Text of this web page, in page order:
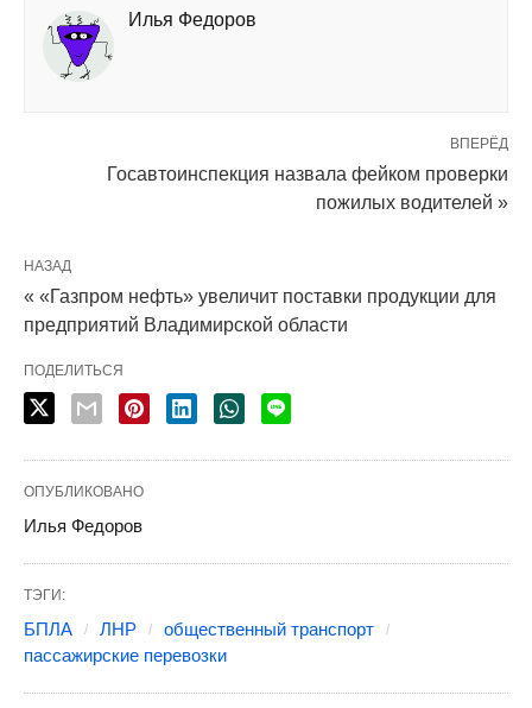
Илья Федоров
ВПЕРЁД
Госавтоинспекция назвала фейком проверки
пожилых водителей »
НАЗАД
« «Газпром нефть» увеличит поставки продукции для
предприятий Владимирской области
ПОДЕЛИТЬСЯ
ОПУБЛИКОВАНО
Илья Федоров
ТЭГИ:
БПЛА ЛНР
общественный транспорт
пассажирские перевозки